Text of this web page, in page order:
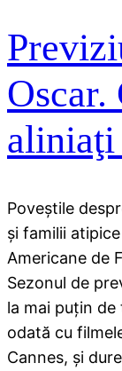
Oscar.
aliniaţi
Poveştile
şi familii
Americane de
Sezonul de
la mai puţin de
odată cu
Cannes, şi